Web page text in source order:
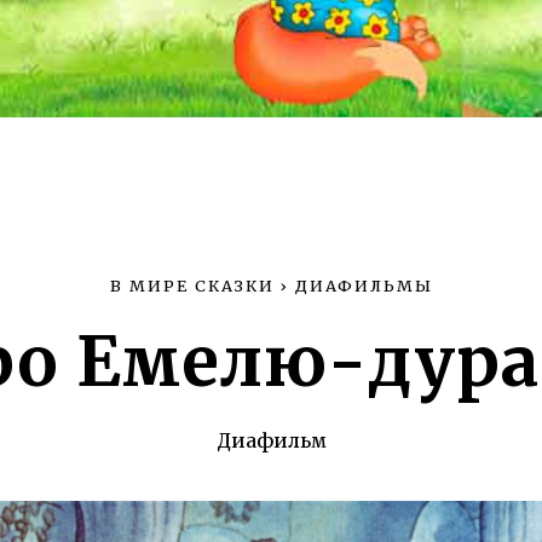
В МИРЕ СКАЗКИ › ДИАФИЛЬМЫ
Емелю-
Диафильм